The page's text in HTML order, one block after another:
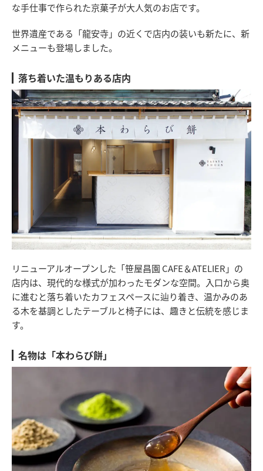
な手仕事で作られた京菓子が大人気のお店です。
世界遺産である「龍安寺」の近くで店内の装いも新たに、新
メニューも登場しました。
落ち着いた温もりある店内
リニューアルオープンした「笹屋昌園 CAFE＆ATELIER」の
店内は、現代的な様式が加わったモダンな空間。入口から奥
に進むと落ち着いたカフェスペースに辿り着き、温かみのあ
る木を基調としたテーブルと椅子には、趣きと伝統を感じま
す。
名物は「本わらび餅」